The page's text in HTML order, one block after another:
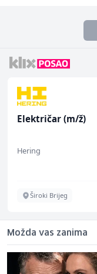
Električar (m/ž)
Hering
Široki Brijeg
Možda vas zanima